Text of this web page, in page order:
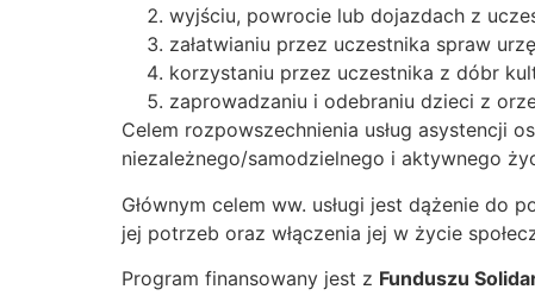
wyjściu, powrocie lub dojazdach z
załatwianiu przez uczestnika spraw
korzystaniu przez uczestnika z dóbr
zaprowadzaniu i odebraniu dzieci z
Celem rozpowszechnienia usług asystencji
niezależnego/samodzielnego i aktywnego
Głównym celem ww. usługi jest dążenie do
jej potrzeb oraz włączenia jej w życie
Program finansowany jest z Funduszu